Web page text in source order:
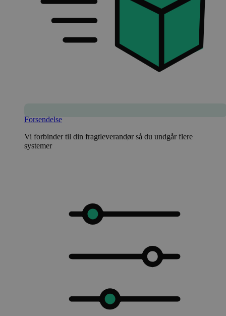
Forsendelse
Vi forbinder til din fragtleverandør så du undgår flere
systemer